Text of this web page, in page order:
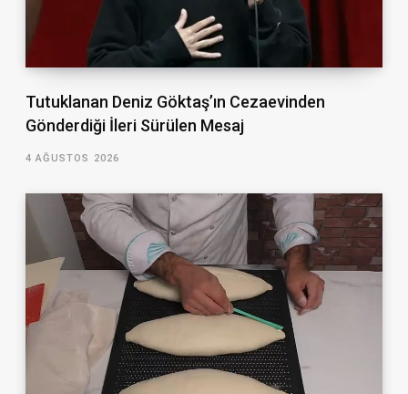
Tutuklanan Deniz Göktaş’ın Cezaevinden
Gönderdiği İleri Sürülen Mesaj
4 AĞUSTOS 2026